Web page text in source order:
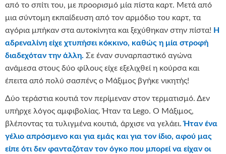
από το σπίτι του, με προορισμό μία πίστα καρτ. Μετά από
μια σύντομη εκπαίδευση από τον αρμόδιο του καρτ, τα
αγόρια μπήκαν στα αυτοκίνητα και ξεχύθηκαν στην πίστα! Η
αδρεναλίνη είχε χτυπήσει κόκκινο, καθώς η μία στροφή
διαδεχόταν την άλλη. Σε έναν συναρπαστικό αγώνα
ανάμεσα στους δύο φίλους είχε εξελιχθεί η κούρσα και
έπειτα από πολύ σασπένς ο Μάξιμος βγήκε νικητής!
Δύο τεράστια κουτιά τον περίμεναν στον τερματισμό. Δεν
υπήρχε λόγος αμφιβολίας. Ήταν τα Lego. Ο Μάξιμος,
βλέποντας τα τυλιγμένα κουτιά, άρχισε να γελάει.Ήταν ένα
γέλιο απρόσμενο και για εμάς και για τον ίδιο, αφού μας
είπε ότι δεν φανταζόταν τον όγκο που μπορεί να είχαν οι